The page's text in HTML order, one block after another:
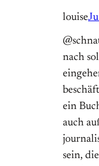
louise
nach
ein
auch
sein,